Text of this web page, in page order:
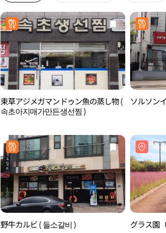
束草アジメガマンドゥン魚の蒸し物 (
속초아지매가만든생선찜 )
ソルソン
野牛カルビ ( 들소갈비 ) グラス園